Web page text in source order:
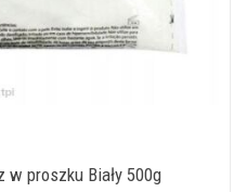
proszku Biały 500g